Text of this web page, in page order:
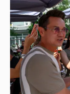
Анастасия
Оксана
фестиваля